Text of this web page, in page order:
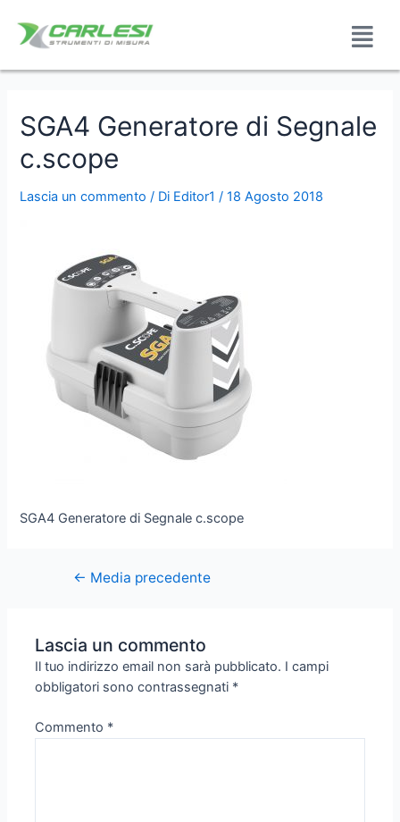
SGA4 Generatore di Segnale
c.scope
Lascia un commento / Di Editor1 /18 Agosto 2018
SGA4 Generatore di Segnale c.scope
← Media precedente
Lascia un commento
Il tuo indirizzo email non sarà pubblicato. I campi
obbligatori sono contrassegnati *
Commento *